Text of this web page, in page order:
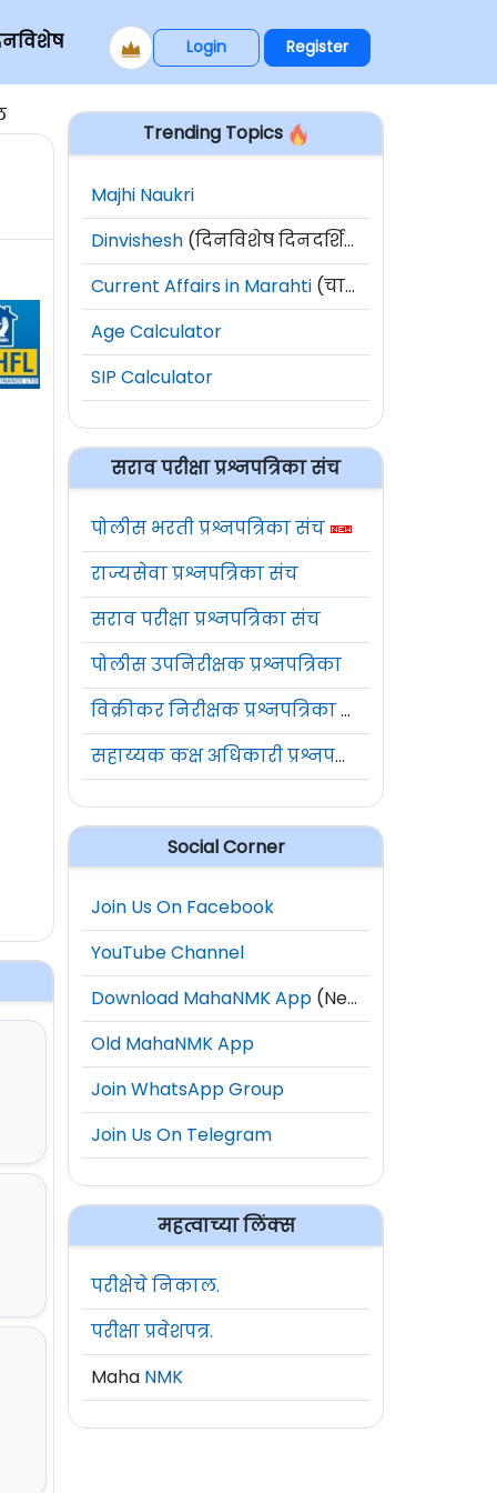
Login Register
Trending Topics
Majhi Naukri
Dinvishesh (दिनविशेष दिनदर्शिका)
Current Affairs in Marahti (चालू घडामोडी)
Age Calculator
SIP Calculator
सराव परीक्षा प्रश्नपत्रिका संच
पोलीस भरती प्रश्नपत्रिका संच
राज्यसेवा प्रश्नपत्रिका संच
सराव परीक्षा प्रश्नपत्रिका संच
पोलीस उपनिरीक्षक प्रश्नपत्रिका
विक्रीकर निरीक्षक प्रश्नपत्रिका संच
सहाय्यक कक्ष अधिकारी प्रश्नपत्रिका संच
Social Corner
Join Us On Facebook
YouTube Channel
Download MahaNMK App (New)
Old MahaNMK App
Join WhatsApp Group
Join Us On Telegram
महत्वाच्या लिंक्स
परीक्षेचे निकाल.
परीक्षा प्रवेशपत्र.
Maha NMK